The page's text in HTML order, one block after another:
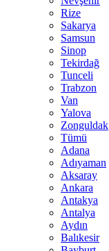
Rize
Sakarya
Samsun
Sinop
Tekirdağ
Tunceli
Trabzon
Van
Yalova
Zonguldak
Tümü
Adana
Adıyaman
Aksaray
Ankara
Antakya
Antalya
Aydın
Balıkesir